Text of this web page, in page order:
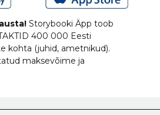
Storybooki Äpp toob
400 000 Eesti
kohta (juhid, ametnikud).
maksevõime ja